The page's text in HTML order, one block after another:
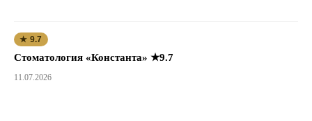
★ 9.7
Стоматология «Константа» ★9.7
11.07.2026